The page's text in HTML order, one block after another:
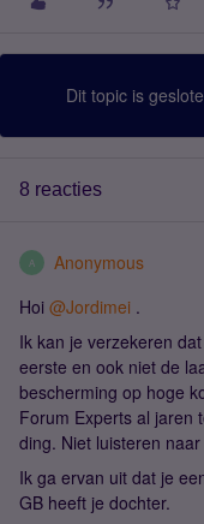
Dit topic is
8 reacties
A Anonymous
Hoi @Jordimei .
Ik kan je verzekeren
eerste en ook niet de
bescherming op hoge
Forum Experts al jaren
ding. Niet luisteren
Ik ga ervan uit dat je
GB heeft je dochter.